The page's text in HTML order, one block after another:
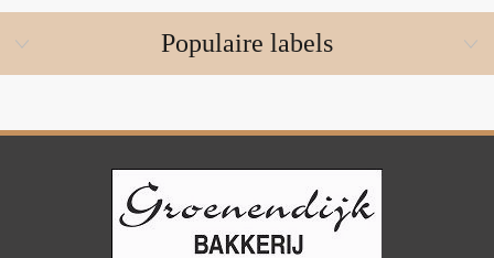
Populaire labels